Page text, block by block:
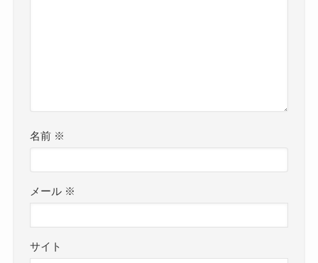
名前 ※
メール ※
サイト